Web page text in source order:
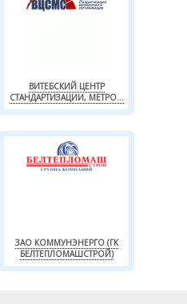
ВИТЕБСКИЙ ЦЕНТР
СТАНДАРТИЗАЦИИ, МЕТРО...
ЗАО КОММУНЭНЕРГО (ГК
БЕЛТЕПЛОМАШСТРОЙ)